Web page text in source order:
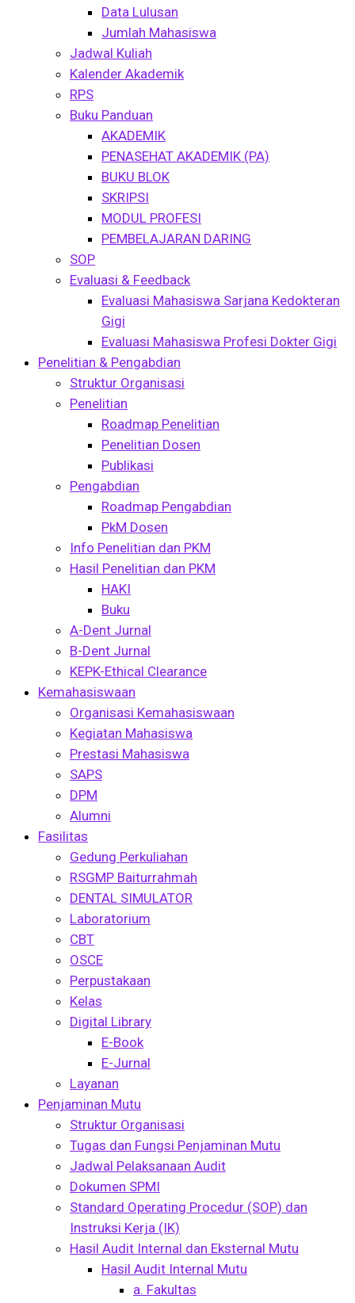
Data Lulusan
Jumlah Mahasiswa
Jadwal Kuliah
Kalender Akademik
RPS
Buku Panduan
AKADEMIK
PENASEHAT AKADEMIK (PA)
BUKU BLOK
SKRIPSI
MODUL PROFESI
PEMBELAJARAN DARING
SOP
Evaluasi & Feedback
Evaluasi Mahasiswa Sarjana Kedokteran
Gigi
Evaluasi Mahasiswa Profesi Dokter Gigi
Penelitian & Pengabdian
Struktur Organisasi
Penelitian
Roadmap Penelitian
Penelitian Dosen
Publikasi
Pengabdian
Roadmap Pengabdian
PkM Dosen
Info Penelitian dan PKM
Hasil Penelitian dan PKM
HAKI
Buku
A-Dent Jurnal
B-Dent Jurnal
KEPK-Ethical Clearance
Kemahasiswaan
Organisasi Kemahasiswaan
Kegiatan Mahasiswa
Prestasi Mahasiswa
SAPS
DPM
Alumni
Fasilitas
Gedung Perkuliahan
RSGMP Baiturrahmah
DENTAL SIMULATOR
Laboratorium
CBT
OSCE
Perpustakaan
Kelas
Digital Library
E-Book
E-Jurnal
Layanan
Penjaminan Mutu
Struktur Organisasi
Tugas dan Fungsi Penjaminan Mutu
Jadwal Pelaksanaan Audit
Dokumen SPMI
Standard Operating Procedur (SOP) dan
Instruksi Kerja (IK)
Hasil Audit Internal dan Eksternal Mutu
Hasil Audit Internal Mutu
a. Fakultas